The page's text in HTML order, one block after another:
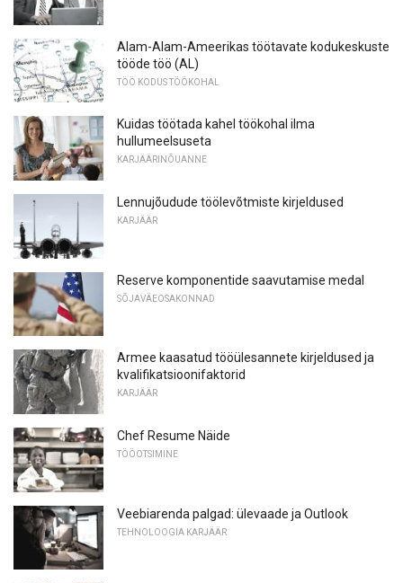
Alam-Alam-Ameerikas töötavate kodukeskuste
tööde töö (AL)
TÖÖ KODUS TÖÖKOHAL
Kuidas töötada kahel töökohal ilma
hullumeelsuseta
KARJÄÄRINÕUANNE
Lennujõudude töölevõtmiste kirjeldused
KARJÄÄR
Reserve komponentide saavutamise medal
SÕJAVÄEOSAKONNAD
Armee kaasatud tööülesannete kirjeldused ja
kvalifikatsioonifaktorid
KARJÄÄR
Chef Resume Näide
TÖÖOTSIMINE
Veebiarenda palgad: ülevaade ja Outlook
TEHNOLOOGIA KARJÄÄR